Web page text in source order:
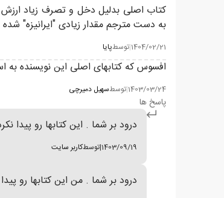
کتاب اصلی بدلیل دخل و تصرف زیاد
به دست مترجم مقدار زیادی "ایرانیزه"
1404/02/21
|توسطپایا
افسوس که کتابهای اصلی این نویسنده به
1403/03/24
|توسطسهیل دمیرچی
پاسخ ها
درود بر شما . این کتابها رو پیدا
1403/09/19
|توسطکاربر سایت
درود بر شما . من این کتابها رو